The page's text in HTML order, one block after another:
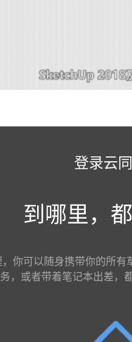
登录云
到哪里，都
你可以随身携带你的所有
或者带着笔记本出差，